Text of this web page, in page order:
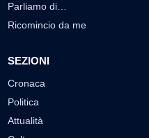
Parliamo di…
Ricomincio da me
SEZIONI
Cronaca
Politica
Attualità